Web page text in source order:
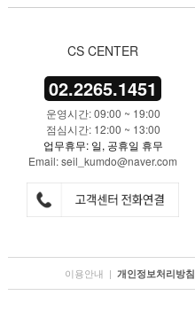
CS CENTER
02.2265.1451
운영시간: 09:00 ~ 19:00
점심시간: 12:00 ~ 13:00
업무휴무: 일, 공휴일 휴무
Email: seil_kumdo@naver.com
이용안내 | 개인정보처리방침